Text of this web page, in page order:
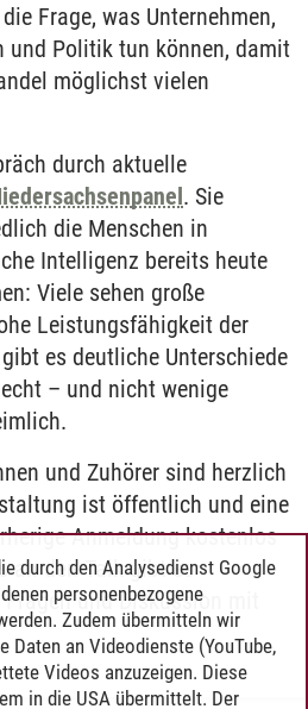
Frage, was Unternehmen,
und Politik tun können, damit
möglichst vielen
durch aktuelle
. Sie
die Menschen in
Intelligenz bereits heute
Viele sehen große
Leistungsfähigkeit der
es deutliche Unterschiede
– und nicht wenige
und Zuhörer sind herzlich
ist öffentlich und eine
Anmeldung kostenlos
an den Talk gibt es
und Diskussion mit
durch den Analysedienst Google
personenbezogene
Zudem übermitteln wir
Daten an Videodienste (YouTube,
Videos anzuzeigen. Diese
in die USA übermittelt. Der